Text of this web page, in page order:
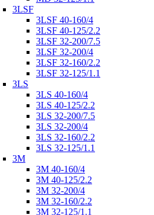
3LSF
3LSF 40-160/4
3LSF 40-125/2.2
3LSF 32-200/7.5
3LSF 32-200/4
3LSF 32-160/2.2
3LSF 32-125/1.1
3LS
3LS 40-160/4
3LS 40-125/2.2
3LS 32-200/7.5
3LS 32-200/4
3LS 32-160/2.2
3LS 32-125/1.1
3M
3M 40-160/4
3M 40-125/2.2
3M 32-200/4
3M 32-160/2.2
3M 32-125/1.1